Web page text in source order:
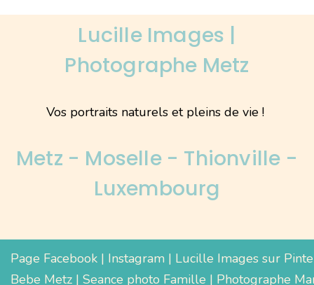
Lucille Images |
Photographe Metz
Vos portraits naturels et pleins de vie !
Metz - Moselle - Thionville -
Luxembourg
Page Facebook | Instagram | Lucille Images sur
Bebe Metz | Seance photo Famille | Photographe